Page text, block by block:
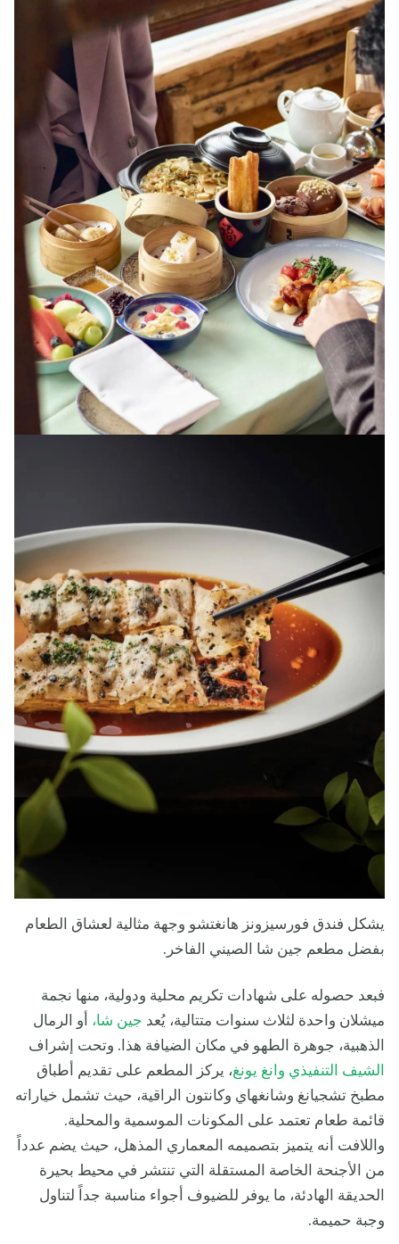
يشكل فندق فورسيزونز هانغتشو وجهة مثالية لعشاق الطعام
بفضل مطعم جين شا الصيني الفاخر.
فبعد حصوله على شهادات تكريم محلية ودولية، منها نجمة
ميشلان واحدة لثلاث سنوات متتالية، يُعد جين شا، أو الرمال
الذهبية، جوهرة الطهو في مكان الضيافة هذا. وتحت إشراف
الشيف التنفيذي وانغ يونغ، يركز المطعم على تقديم أطباق
مطبخ تشجيانغ وشانغهاي وكانتون الراقية، حيث تشمل خياراته
قائمة طعام تعتمد على المكونات الموسمية والمحلية.
واللافت أنه يتميز بتصميمه المعماري المذهل، حيث يضم عدداً
من الأجنحة الخاصة المستقلة التي تنتشر في محيط بحيرة
الحديقة الهادئة، ما يوفر للضيوف أجواء مناسبة جداً لتناول
وجبة حميمة.